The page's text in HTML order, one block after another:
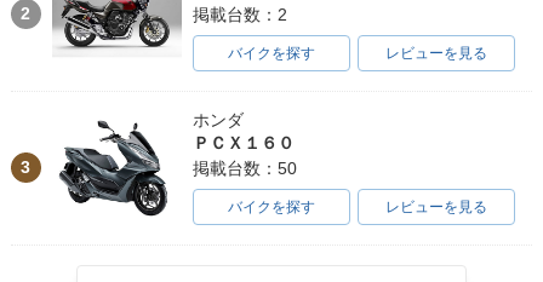
2
掲載台数：2
バイクを探す レビューを見る
3
ホンダ
ＰＣＸ１６０
掲載台数：50
バイクを探す レビューを見る